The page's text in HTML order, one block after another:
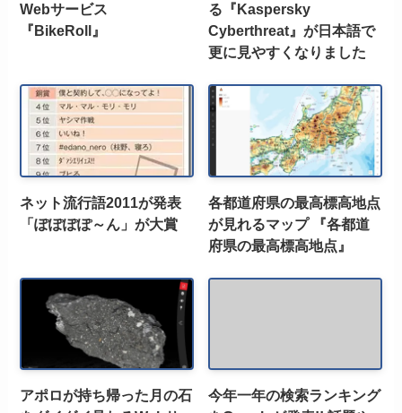
Webサービス
『BikeRoll』
る『Kaspersky
Cyberthreat』が日本語で
更に見やすくなりました
ネット流行語2011が発表
「ぽぽぽぽ～ん」が大賞
各都道府県の最高標高地点
が見れるマップ 『各都道
府県の最高標高地点』
アポロが持ち帰った月の石
今年一年の検索ランキング